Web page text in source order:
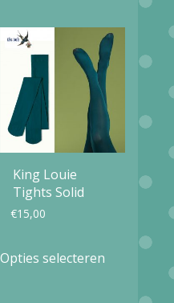
meerdere
variaties.
Deze
optie
kan
gekozen
King Louie
Tights Solid
€15,00
Opties selecteren